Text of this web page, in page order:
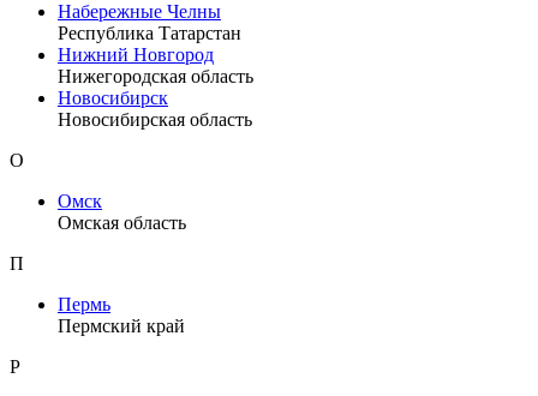
Набережные Челны
Республика Татарстан
Нижний Новгород
Нижегородская область
Новосибирск
Новосибирская область
О
Омск
Омская область
П
Пермь
Пермский край
Р